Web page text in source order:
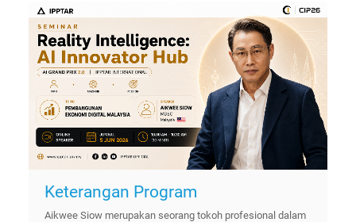
Keterangan Program
Aikwee Siow merupakan seorang tokoh profesional dalam